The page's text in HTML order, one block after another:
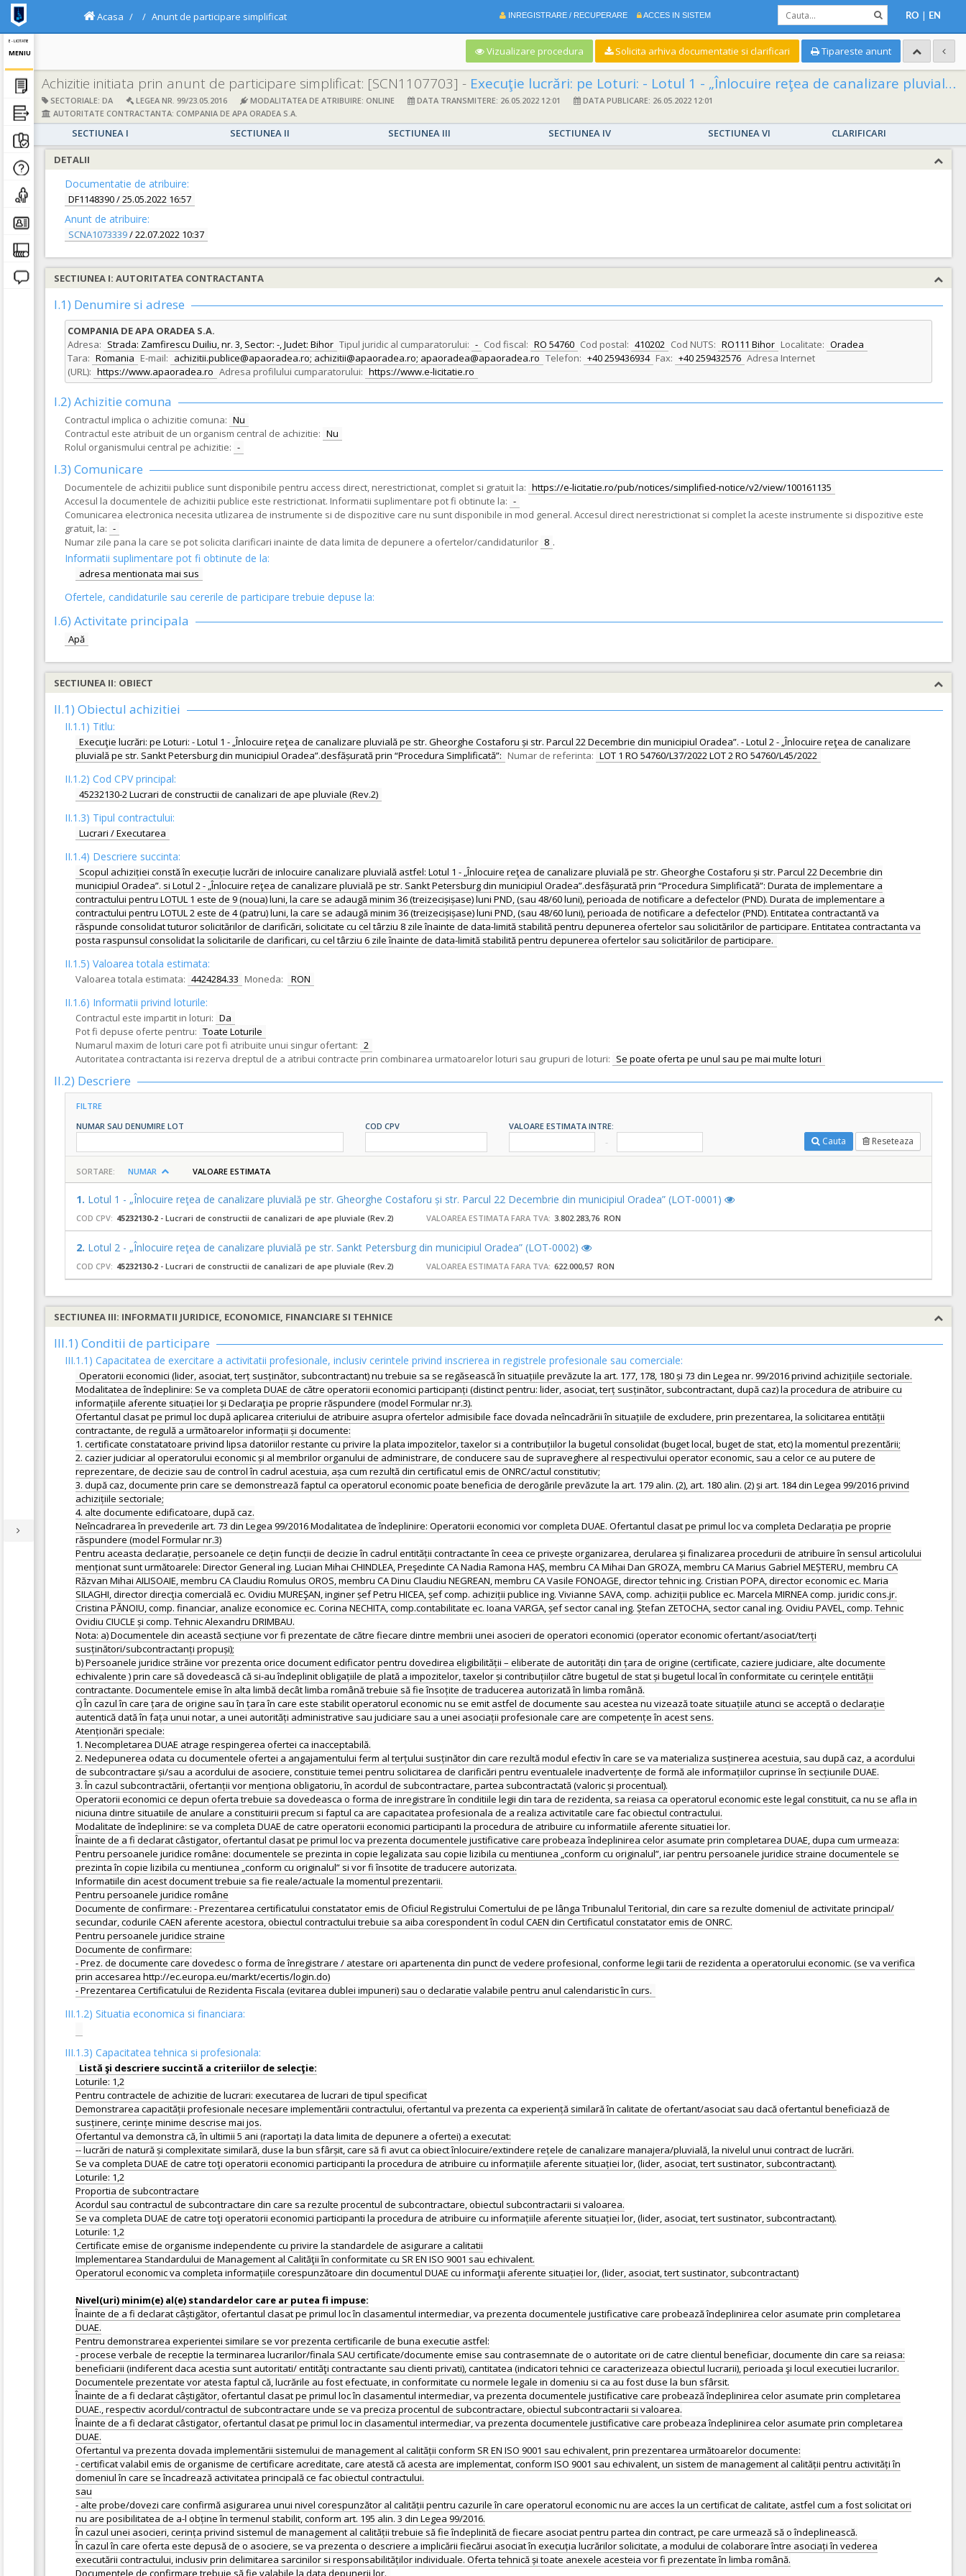
E - LICITATIE
MENIU
INREGISTRARE / RECUPERARE ACCES IN SISTEM RO | EN
Acasa Anunt de participare simplificat
Vizualizare procedura Solicita arhiva documentatie si clarificari Tipareste anunt
Achizitie initiata prin anunt de participare simplificat: [SCN1107703] - Execuţie lucrări: pe Loturi: - Lotul 1 - „Înlocuire reţea de canalizare pluvială pe str. Gheorghe Costaforu și str. Parcul 22 Decembrie din municipiul Oradea”. - Lotul 2 - „Înlocuire reţea de canalizare pluvială pe str. Sankt Petersburg din municipiul Oradea”.desfășurată prin “Procedura Simplificată”:
SECTORIALE: DA LEGEA NR. 99/23.05.2016 MODALITATEA DE ATRIBUIRE: ONLINE DATA TRANSMITERE: 26.05.2022 12:01
DATA PUBLICARE: 26.05.2022 12:01
AUTORITATE CONTRACTANTA: COMPANIA DE APA ORADEA S.A.
SECTIUNEA I SECTIUNEA II SECTIUNEA III SECTIUNEA IV SECTIUNEA VI CLARIFICARI
DETALII
Documentatie de atribuire:
DF1148390/ 25.05.2022 16:57
Anunt de atribuire:
SCNA1073339/ 22.07.2022 10:37
SECTIUNEA I: AUTORITATEA CONTRACTANTA
I.1) Denumire si adrese
COMPANIA DE APA ORADEA S.A.
Adresa: Strada: Zamfirescu Duiliu, nr. 3, Sector: -, Judet: Bihor Tipul juridic al cumparatorului: - Cod fiscal: RO 54760 Cod postal: 410202 Cod NUTS: RO111 Bihor Localitate: Oradea
Tara: Romania E-mail: achizitii.publice@apaoradea.ro; achizitii@apaoradea.ro; apaoradea@apaoradea.ro Telefon: +40 259436934 Fax: +40 259432576 Adresa Internet
(URL): https://www.apaoradea.ro Adresa profilului cumparatorului: https://www.e-licitatie.ro
I.2) Achizitie comuna
Contractul implica o achizitie comuna: Nu
Contractul este atribuit de un organism central de achizitie: Nu
Rolul organismului central pe achizitie: -
I.3) Comunicare
Documentele de achizitii publice sunt disponibile pentru access direct, nerestrictionat, complet si gratuit la: https://e-licitatie.ro/pub/notices/simplified-notice/v2/view/100161135
Accesul la documentele de achizitii publice este restrictionat. Informatii suplimentare pot fi obtinute la: -
Comunicarea electronica necesita utlizarea de instrumente si de dispozitive care nu sunt disponibile in mod general. Accesul direct nerestrictionat si complet la aceste instrumente si dispozitive este
gratuit, la: -
Numar zile pana la care se pot solicita clarificari inainte de data limita de depunere a ofertelor/candidaturilor 8 .
Informatii suplimentare pot fi obtinute de la:
adresa mentionata mai sus
Ofertele, candidaturile sau cererile de participare trebuie depuse la:
I.6) Activitate principala
Apă
SECTIUNEA II: OBIECT
II.1) Obiectul achizitiei
II.1.1) Titlu:
Execuţie lucrări: pe Loturi: - Lotul 1 - „Înlocuire reţea de canalizare pluvială pe str. Gheorghe Costaforu și str. Parcul 22 Decembrie din municipiul Oradea”. - Lotul 2 - „Înlocuire reţea de canalizare
pluvială pe str. Sankt Petersburg din municipiul Oradea”.desfășurată prin “Procedura Simplificată”: Numar de referinta: LOT 1 RO 54760/L37/2022 LOT 2 RO 54760/L45/2022
II.1.2) Cod CPV principal:
45232130-2 Lucrari de constructii de canalizari de ape pluviale (Rev.2)
II.1.3) Tipul contractului:
Lucrari / Executarea
II.1.4) Descriere succinta:
Scopul achiziției constă în execuție lucrări de inlocuire canalizare pluvială astfel: Lotul 1 - „Înlocuire reţea de canalizare pluvială pe str. Gheorghe Costaforu și str. Parcul 22 Decembrie din
municipiul Oradea”. si Lotul 2 - „Înlocuire reţea de canalizare pluvială pe str. Sankt Petersburg din municipiul Oradea”.desfășurată prin “Procedura Simplificată”: Durata de implementare a
contractului pentru LOTUL 1 este de 9 (noua) luni, la care se adaugă minim 36 (treizecișișase) luni PND, (sau 48/60 luni), perioada de notificare a defectelor (PND). Durata de implementare a
contractului pentru LOTUL 2 este de 4 (patru) luni, la care se adaugă minim 36 (treizecișișase) luni PND, (sau 48/60 luni), perioada de notificare a defectelor (PND). Entitatea contractantă va
răspunde consolidat tuturor solicitărilor de clarificări, solicitate cu cel târziu 8 zile înainte de data-limită stabilită pentru depunerea ofertelor sau solicitărilor de participare. Entitatea contractanta va
posta raspunsul consolidat la solicitarile de clarificari, cu cel târziu 6 zile înainte de data-limită stabilită pentru depunerea ofertelor sau solicitărilor de participare.
II.1.5) Valoarea totala estimata:
Valoarea totala estimata: 4424284.33 Moneda: RON
II.1.6) Informatii privind loturile:
Contractul este impartit in loturi: Da
Pot fi depuse oferte pentru: Toate Loturile
Numarul maxim de loturi care pot fi atribuite unui singur ofertant: 2
Autoritatea contractanta isi rezerva dreptul de a atribui contracte prin combinarea urmatoarelor loturi sau grupuri de loturi: Se poate oferta pe unul sau pe mai multe loturi
II.2) Descriere
FILTRE
NUMAR SAU DENUMIRE LOT
COD CPV VALOARE ESTIMATA INTRE:
Cauta Reseteaza
SORTARE: NUMAR VALOARE ESTIMATA
1. Lotul 1 - „Înlocuire reţea de canalizare pluvială pe str. Gheorghe Costaforu și str. Parcul 22 Decembrie din municipiul Oradea” (LOT-0001)
COD CPV: 45232130-2 - Lucrari de constructii de canalizari de ape pluviale (Rev.2) VALOAREA ESTIMATA FARA TVA: 3.802.283,76 RON
2. Lotul 2 - „Înlocuire reţea de canalizare pluvială pe str. Sankt Petersburg din municipiul Oradea” (LOT-0002)
COD CPV: 45232130-2 - Lucrari de constructii de canalizari de ape pluviale (Rev.2) VALOAREA ESTIMATA FARA TVA: 622.000,57 RON
SECTIUNEA III: INFORMATII JURIDICE, ECONOMICE, FINANCIARE SI TEHNICE
III.1) Conditii de participare
III.1.1) Capacitatea de exercitare a activitatii profesionale, inclusiv cerintele privind inscrierea in registrele profesionale sau comerciale:
Operatorii economici (lider, asociat, terț susținător, subcontractant) nu trebuie sa se regăsească în situațiile prevăzute la art. 177, 178, 180 și 73 din Legea nr. 99/2016 privind achizițiile sectoriale.
Modalitatea de îndeplinire: Se va completa DUAE de către operatorii economici participanți (distinct pentru: lider, asociat, terț susținător, subcontractant, după caz) la procedura de atribuire cu
informațiile aferente situației lor și Declaraţia pe proprie răspundere (model Formular nr.3).
Ofertantul clasat pe primul loc după aplicarea criteriului de atribuire asupra ofertelor admisibile face dovada neîncadrării în situațiile de excludere, prin prezentarea, la solicitarea entității
contractante, de regulă a următoarelor informații și documente:
1. certificate constatatoare privind lipsa datoriilor restante cu privire la plata impozitelor, taxelor si a contribuțiilor la bugetul consolidat (buget local, buget de stat, etc) la momentul prezentării;
2. cazier judiciar al operatorului economic și al membrilor organului de administrare, de conducere sau de supraveghere al respectivului operator economic, sau a celor ce au putere de
reprezentare, de decizie sau de control în cadrul acestuia, așa cum rezultă din certificatul emis de ONRC/actul constitutiv;
3. după caz, documente prin care se demonstrează faptul ca operatorul economic poate beneficia de derogările prevăzute la art. 179 alin. (2), art. 180 alin. (2) și art. 184 din Legea 99/2016 privind
achizițiile sectoriale;
4. alte documente edificatoare, după caz.
Neîncadrarea în prevederile art. 73 din Legea 99/2016 Modalitatea de îndeplinire: Operatorii economici vor completa DUAE. Ofertantul clasat pe primul loc va completa Declarația pe proprie
răspundere (model Formular nr.3)
Pentru aceasta declarație, persoanele ce dețin funcții de decizie în cadrul entității contractante în ceea ce privește organizarea, derularea și finalizarea procedurii de atribuire în sensul articolului
menționat sunt următoarele: Director General ing. Lucian Mihai CHINDLEA, Preşedinte CA Nadia Ramona HAȘ, membru CA Mihai Dan GROZA, membru CA Marius Gabriel MEȘTERU, membru CA
Răzvan Mihai AILISOAIE, membru CA Claudiu Romulus OROS, membru CA Dinu Claudiu NEGREAN, membru CA Vasile FONOAGE, director tehnic ing. Cristian POPA, director economic ec. Maria
SILAGHI, director direcţia comercială ec. Ovidiu MUREŞAN, inginer șef Petru HICEA, șef comp. achiziții publice ing. Vivianne SAVA, comp. achiziții publice ec. Marcela MIRNEA comp. juridic cons.jr.
Cristina PĂNOIU, comp. financiar, analize economice ec. Corina NECHITA, comp.contabilitate ec. Ioana VARGA, șef sector canal ing. Ștefan ZETOCHA, sector canal ing. Ovidiu PAVEL, comp. Tehnic
Ovidiu CIUCLE și comp. Tehnic Alexandru DRIMBAU.
Nota: a) Documentele din această secțiune vor fi prezentate de către fiecare dintre membrii unei asocieri de operatori economici (operator economic ofertant/asociat/terți
susținători/subcontractanți propuși);
b) Persoanele juridice străine vor prezenta orice document edificator pentru dovedirea eligibilității – eliberate de autorități din țara de origine (certificate, caziere judiciare, alte documente
echivalente ) prin care să dovedească că si-au îndeplinit obligațiile de plată a impozitelor, taxelor și contribuțiilor către bugetul de stat și bugetul local în conformitate cu cerințele entității
contractante. Documentele emise în alta limbă decât limba română trebuie să fie însoțite de traducerea autorizată în limba română.
c) În cazul în care țara de origine sau în țara în care este stabilit operatorul economic nu se emit astfel de documente sau acestea nu vizează toate situațiile atunci se acceptă o declarație
autentică dată în fața unui notar, a unei autorități administrative sau judiciare sau a unei asociații profesionale care are competențe în acest sens.
Atenționări speciale:
1. Necompletarea DUAE atrage respingerea ofertei ca inacceptabilă.
2. Nedepunerea odata cu documentele ofertei a angajamentului ferm al terțului susținător din care rezultă modul efectiv în care se va materializa susținerea acestuia, sau după caz, a acordului
de subcontractare și/sau a acordului de asociere, constituie temei pentru solicitarea de clarificări pentru eventualele inadvertențe de formă ale informațiilor cuprinse în secțiunile DUAE.
3. În cazul subcontractării, ofertanții vor menționa obligatoriu, în acordul de subcontractare, partea subcontractată (valoric și procentual).
Operatorii economici ce depun oferta trebuie sa dovedeasca o forma de inregistrare în conditiile legii din tara de rezidenta, sa reiasa ca operatorul economic este legal constituit, ca nu se afla in
niciuna dintre situatiile de anulare a constituirii precum si faptul ca are capacitatea profesionala de a realiza activitatile care fac obiectul contractului.
Modalitate de îndeplinire: se va completa DUAE de catre operatorii economici participanti la procedura de atribuire cu informatiile aferente situatiei lor.
Înainte de a fi declarat câstigator, ofertantul clasat pe primul loc va prezenta documentele justificative care probeaza îndeplinirea celor asumate prin completarea DUAE, dupa cum urmeaza:
Pentru persoanele juridice române: documentele se prezinta in copie legalizata sau copie lizibila cu mentiunea „conform cu originalul”, iar pentru persoanele juridice straine documentele se
prezinta în copie lizibila cu mentiunea „conform cu originalul” si vor fi însotite de traducere autorizata.
Informatiile din acest document trebuie sa fie reale/actuale la momentul prezentarii.
Pentru persoanele juridice române
Documente de confirmare: - Prezentarea certificatului constatator emis de Oficiul Registrului Comertului de pe lânga Tribunalul Teritorial, din care sa rezulte domeniul de activitate principal/
secundar, codurile CAEN aferente acestora, obiectul contractului trebuie sa aiba corespondent în codul CAEN din Certificatul constatator emis de ONRC.
Pentru persoanele juridice straine
Documente de confirmare:
- Prez. de documente care dovedesc o forma de înregistrare / atestare ori apartenenta din punct de vedere profesional, conforme legii tarii de rezidenta a operatorului economic. (se va verifica
prin accesarea http://ec.europa.eu/markt/ecertis/login.do)
III.1.2) Situatia economica si financiara:
III.1.3) Capacitatea tehnica si profesionala:
Loturile: 1,2
Pentru contractele de achizitie de lucrari: executarea de lucrari de tipul specificat
Demonstrarea capacității profesionale necesare implementării contractului, ofertantul va prezenta ca experiență similară în calitate de ofertant/asociat sau dacă ofertantul beneficiază de
susținere, cerințe minime descrise mai jos.
Ofertantul va demonstra că, în ultimii 5 ani (raportați la data limita de depunere a ofertei) a executat:
-- lucrări de natură și complexitate similară, duse la bun sfârșit, care să fi avut ca obiect înlocuire/extindere rețele de canalizare manajera/pluvială, la nivelul unui contract de lucrări.
Se va completa DUAE de catre toţi operatorii economici participanti la procedura de atribuire cu informațiile aferente situației lor, (lider, asociat, tert sustinator, subcontractant).
Loturile: 1,2
Proportia de subcontractare
Acordul sau contractul de subcontractare din care sa rezulte procentul de subcontractare, obiectul subcontractarii si valoarea.
Se va completa DUAE de catre toţi operatorii economici participanti la procedura de atribuire cu informațiile aferente situației lor, (lider, asociat, tert sustinator, subcontractant).
Loturile: 1,2
Certificate emise de organisme independente cu privire la standardele de asigurare a calitatii
Implementarea Standardului de Management al Calităţii în conformitate cu SR EN ISO 9001 sau echivalent.
Operatorul economic va completa informațiile corespunzătoare din documentul DUAE cu informaţii aferente situației lor, (lider, asociat, tert sustinator, subcontractant)
Înainte de a fi declarat câștigător, ofertantul clasat pe primul loc în clasamentul intermediar, va prezenta documentele justificative care probează îndeplinirea celor asumate prin completarea
DUAE.
Pentru demonstrarea experientei similare se vor prezenta certificarile de buna executie astfel:
- procese verbale de receptie la terminarea lucrarilor/finala SAU certificate/documente emise sau contrasemnate de o autoritate ori de catre clientul beneficiar, documente din care sa reiasa:
beneficiarii (indiferent daca acestia sunt autoritati/ entităţi contractante sau clienti privati), cantitatea (indicatori tehnici ce caracterizeaza obiectul lucrarii), perioada şi locul executiei lucrarilor.
Documentele prezentate vor atesta faptul că, lucrările au fost efectuate, in conformitate cu normele legale in domeniu si ca au fost duse la bun sfârsit.
Înainte de a fi declarat câștigător, ofertantul clasat pe primul loc în clasamentul intermediar, va prezenta documentele justificative care probează îndeplinirea celor asumate prin completarea
DUAE., respectiv acordul/contractul de subcontractare unde se va preciza procentul de subcontractare, obiectul subcontractarii si valoarea.
Înainte de a fi declarat câstigator, ofertantul clasat pe primul loc in clasamentul intermediar, va prezenta documentele justificative care probeaza îndeplinirea celor asumate prin completarea
DUAE.
Ofertantul va prezenta dovada implementării sistemului de management al calității conform SR EN ISO 9001 sau echivalent, prin prezentarea următoarelor documente:
- certificat valabil emis de organisme de certificare acreditate, care atestă că acesta are implementat, conform ISO 9001 sau echivalent, un sistem de management al calității pentru activități în
domeniul în care se încadrează activitatea principală ce fac obiectul contractului.
sau
- alte probe/dovezi care confirmă asigurarea unui nivel corespunzător al calității pentru cazurile în care operatorul economic nu are acces la un certificat de calitate, astfel cum a fost solicitat ori
nu are posibilitatea de a-l obține în termenul stabilit, conform art. 195 alin. 3 din Legea 99/2016.
În cazul unei asocieri, cerința privind sistemul de management al calității trebuie să fie îndeplinită de fiecare asociat pentru partea din contract, pe care urmează să o îndeplinească.
În cazul în care oferta este depusă de o asociere, se va prezenta o descriere a implicării fiecărui asociat în execuția lucrărilor solicitate, a modului de colaborare între asociați în vederea
executării contractului, inclusiv prin delimitarea sarcinilor si responsabilităților individuale. Oferta tehnică și toate anexele acesteia vor fi prezentate în limba română.